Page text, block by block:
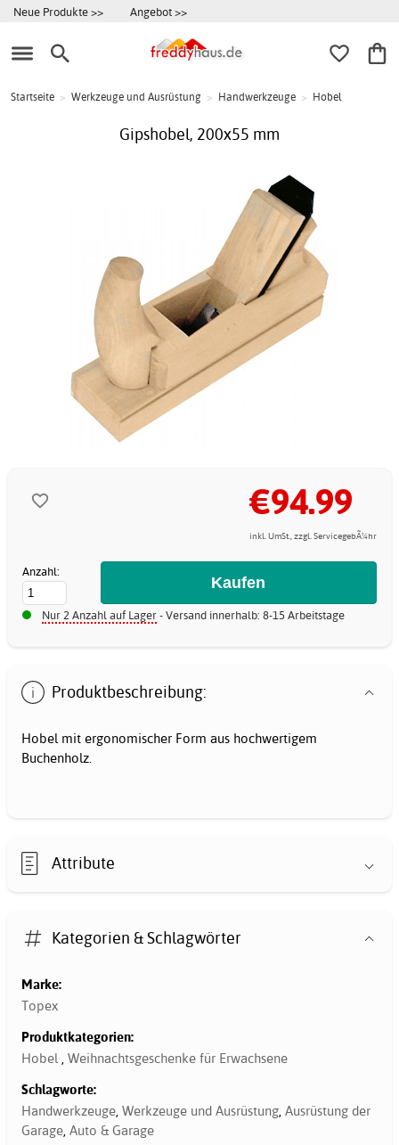
Neue Produkte >> Angebot >>
Startseite > Werkzeuge und Ausrüstung > Handwerkzeuge > Hobel
Gipshobel, 200x55 mm
€94.99
inkl. UmSt., zzgl. ServicegebÃ¼hr
Anzahl:
Nur 2 Anzahl auf Lager- Versand innerhalb: 8-15 Arbeitstage
Produktbeschreibung:
Hobel mit ergonomischer Form aus hochwertigem
Buchenholz.
Attribute
Kategorien & Schlagwörter
Marke:
Topex
Produktkategorien:
Hobel , Weihnachtsgeschenke für Erwachsene
Schlagworte:
Handwerkzeuge, Werkzeuge und Ausrüstung, Ausrüstung der
Garage, Auto & Garage